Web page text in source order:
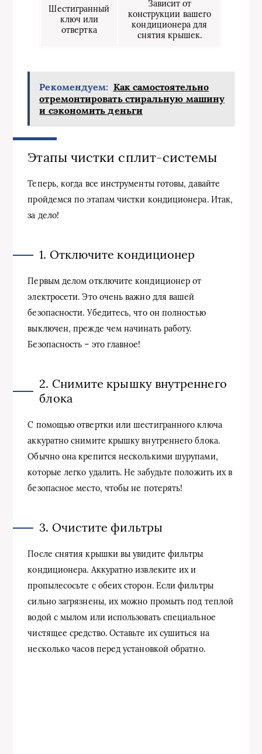
Шестигранный
ключ или
отвертка
Зависит от
конструкции вашего
кондиционера для
снятия крышек.
Рекомендуем: Как самостоятельно
отремонтировать стиральную машину
и сэкономить деньги
Этапы чистки сплит-системы
Теперь, когда все инструменты готовы, давайте
пройдемся по этапам чистки кондиционера. Итак,
за дело!
1. Отключите кондиционер
Первым делом отключите кондиционер от
электросети. Это очень важно для вашей
безопасности. Убедитесь, что он полностью
выключен, прежде чем начинать работу.
Безопасность – это главное!
2. Снимите крышку внутреннего
блока
С помощью отвертки или шестигранного ключа
аккуратно снимите крышку внутреннего блока.
Обычно она крепится несколькими шурупами,
которые легко удалить. Не забудьте положить их в
безопасное место, чтобы не потерять!
3. Очистите фильтры
После снятия крышки вы увидите фильтры
кондиционера. Аккуратно извлеките их и
пропылесосьте с обеих сторон. Если фильтры
сильно загрязнены, их можно промыть под теплой
водой с мылом или использовать специальное
чистящее средство. Оставьте их сушиться на
несколько часов перед установкой обратно.